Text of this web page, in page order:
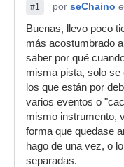
#1 por seChaino
Buenas, llevo poco
más acostumbrado
saber por qué
misma pista, solo
los que están por
varios eventos o
mismo instrumento,
forma que quedase
hago de una vez, o
separadas.